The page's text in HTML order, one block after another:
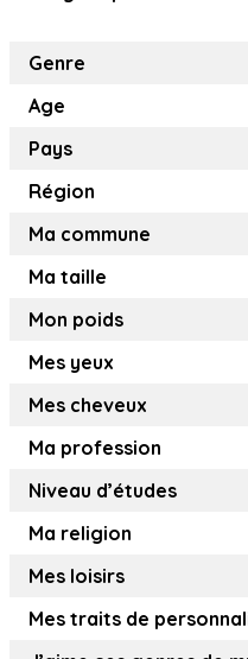
Genre
Age
Pays
Région
Ma commune
Ma taille
Mon poids
Mes yeux
Mes cheveux
Ma profession
Niveau d’études
Ma religion
Mes loisirs
Mes traits de